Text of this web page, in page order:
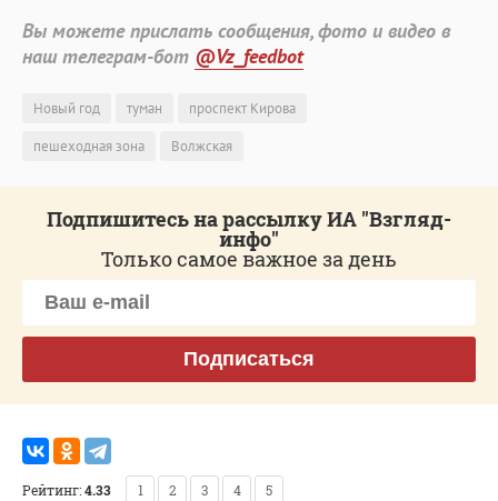
Вы можете прислать сообщения, фото и видео в
наш телеграм-бот @Vz_feedbot
Новый год туман
проспект Кирова
пешеходная зона
Волжская
Подпишитесь на рассылку ИА "Взгляд-
инфо"
Только самое важное за день
Подписаться
Рейтинг:4.33 1 2 3 4 5